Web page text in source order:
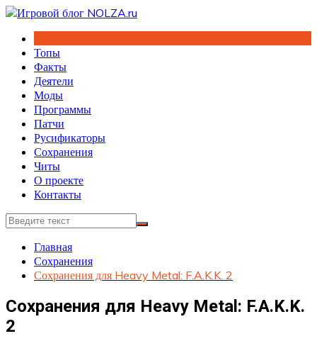
Перейти
содержимому
Топы
Факты
Деятели
Моды
Программы
Патчи
Русификаторы
Сохранения
Читы
О проекте
Контакты
Главная
Сохранения
Сохранения для Heavy Metal: F.A.K.K. 2
Сохранения для Heavy Metal: F.A.K.K.
2